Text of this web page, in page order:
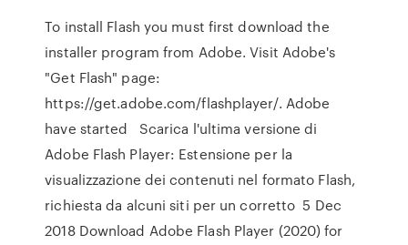
To install Flash you must first download the
installer program from Adobe. Visit Adobe's
"Get Flash" page:
https://get.adobe.com/flashplayer/. Adobe
have started Scarica l'ultima versione di
Adobe Flash Player: Estensione per la
visualizzazione dei contenuti nel formato Flash,
richiesta da alcuni siti per un corretto 5 Dec
2018 Download Adobe Flash Player (2020) for